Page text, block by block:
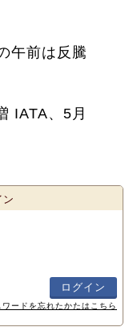
午前は反騰
IATA、5月
ン
ワードを忘れたかたはこちら